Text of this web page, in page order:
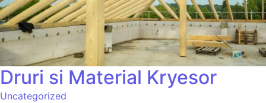
Druri si Material Kryesor
Uncategorized